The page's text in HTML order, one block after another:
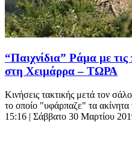
“Παιχνίδια” Ράμα με
στη Χειμάρρα – ΤΩΡΑ
Κινήσεις τακτικής μετά τον
το οποίο "υφάρπαζε" τα
15:16 | Σάββατο 30 Μαρτίου